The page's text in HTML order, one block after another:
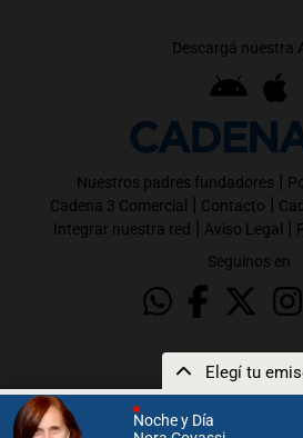
Noche y Día
Elegí tu
Descargá nuestra
Nuestros padres fundadores |
Cadena 3 Comercial | Contacto |
Integrar nuestra red | Aviso Legal |
Seguinos en